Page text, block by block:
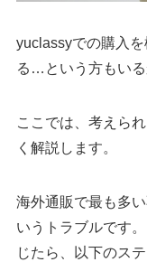
yuclassyでの購入
る…という方もいる
ここでは、考えら
く解説します。
海外通販で最も多
いうトラブルです
じたら、以下のス